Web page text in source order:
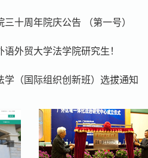
十周年院庆公告 （第一号）
外贸大学法学院研究生！
学（国际组织创新班）选拔通知